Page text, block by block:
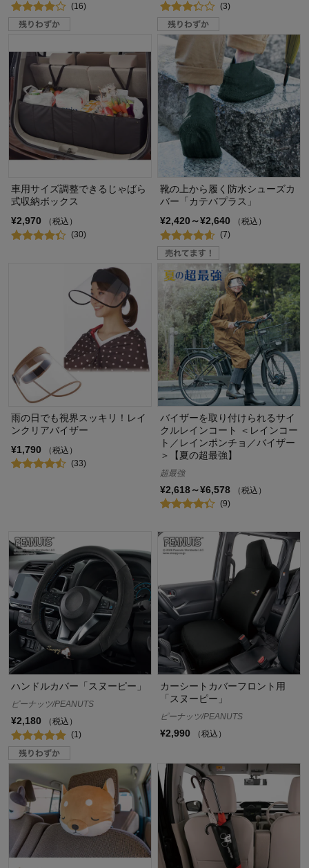
(16)
(3)
車用サイズ調整できるじゃばら
式収納ボックス
¥2,970
（税込）
(30)
靴の上から履く防水シューズカ
バー「カテバプラス」
¥2,420～¥2,640
（税込）
(7)
雨の日でも視界スッキリ！レイ
ンクリアバイザー
¥1,790
（税込）
(33)
バイザーを取り付けられるサイ
クルレインコート ＜レインコー
ト／レインポンチョ／バイザー
＞【夏の超最強】
超最強
¥2,618～¥6,578
（税込）
(9)
ハンドルカバー「スヌーピー」
ピーナッツ/PEANUTS
¥2,180
（税込）
(1)
カーシートカバーフロント用
「スヌーピー」
ピーナッツ/PEANUTS
¥2,990 （税込）